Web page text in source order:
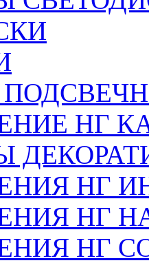
НГ
НГ
НГ
НГ